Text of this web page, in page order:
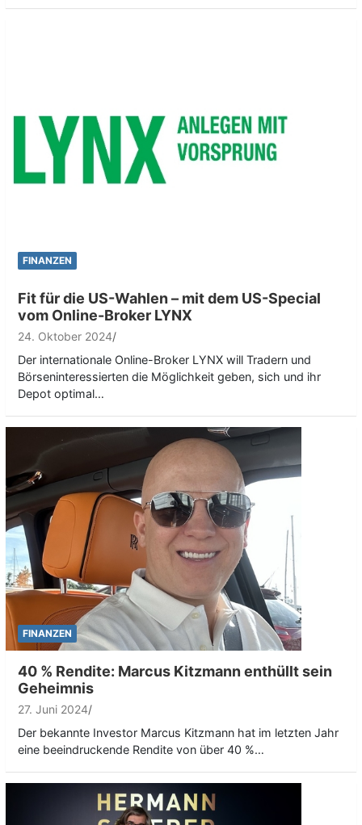
FINANZEN
Fit für die US-Wahlen – mit dem US-Special
vom Online-Broker LYNX
24. Oktober 2024
Der internationale Online-Broker LYNX will Tradern und
Börseninteressierten die Möglichkeit geben, sich und ihr
Depot optimal…
FINANZEN
40 % Rendite: Marcus Kitzmann enthüllt sein
Geheimnis
27. Juni 2024
Der bekannte Investor Marcus Kitzmann hat im letzten Jahr
eine beeindruckende Rendite von über 40 %…